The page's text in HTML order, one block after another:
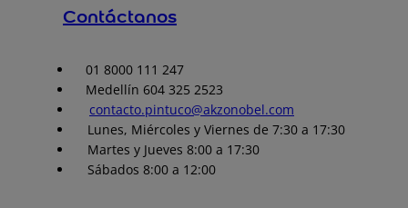
Contáctanos
01 8000 111 247
Medellín 604 325 2523
contacto.pintuco@akzonobel.com
Lunes, Miércoles y Viernes de 7:30 a 17:30
Martes y Jueves 8:00 a 17:30
Sábados 8:00 a 12:00